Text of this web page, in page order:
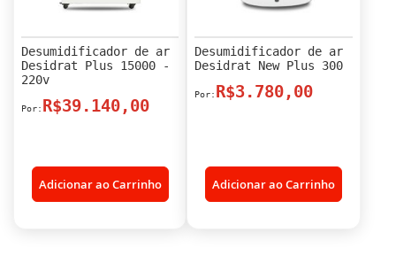
Desumidificador de ar
Desidrat Plus 15000 -
220v
R$39.140,00
Adicionar ao Carrinho
Desumidificador de ar
Desidrat New Plus 300
R$3.780,00
Adicionar ao Carrinho